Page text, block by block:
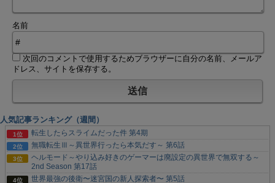
名前
次回のコメントで使用するためブラウザーに自分の名前、メールア
ドレス、サイトを保存する。
人気記事ランキング（週間）
転生したらスライムだった件 第4期
無職転生Ⅲ～異世界行ったら本気だす～ 第6話
ヘルモード～やり込み好きのゲーマーは廃設定の異世界で無双する～
2nd Season 第17話
世界最強の後衛〜迷宮国の新人探索者〜 第5話